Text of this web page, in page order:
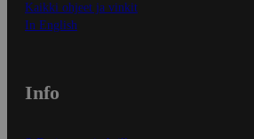
Kaikki ohjeet ja vinkit
In English
Info